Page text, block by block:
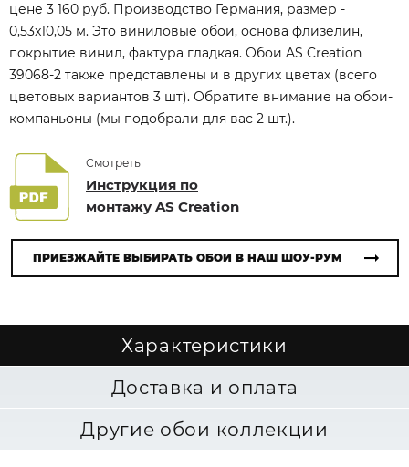
цене 3 160 руб. Производство Германия, размер -
0,53x10,05 м. Это виниловые обои, основа флизелин,
покрытие винил, фактура гладкая. Обои AS Creation
39068-2 также представлены и в других цветах (всего
цветовых вариантов 3 шт). Обратите внимание на обои-
компаньоны (мы подобрали для вас 2 шт.).
Смотреть
Инструкция по
монтажу AS Creation
ПРИЕЗЖАЙТЕ ВЫБИРАТЬ ОБОИ В НАШ ШОУ-РУМ
Характеристики
Доставка и оплата
Другие обои коллекции